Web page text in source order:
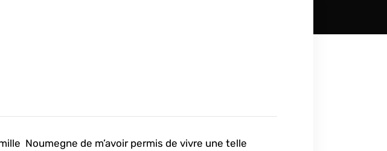
Noumegne de m’avoir permis de vivre une telle